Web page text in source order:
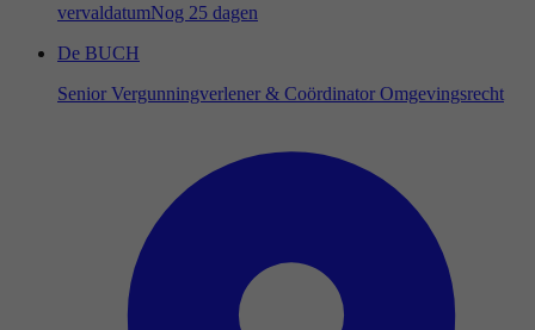
vervaldatumNog 25 dagen
De BUCH
Senior Vergunningverlener & Coördinator Omgevingsrecht